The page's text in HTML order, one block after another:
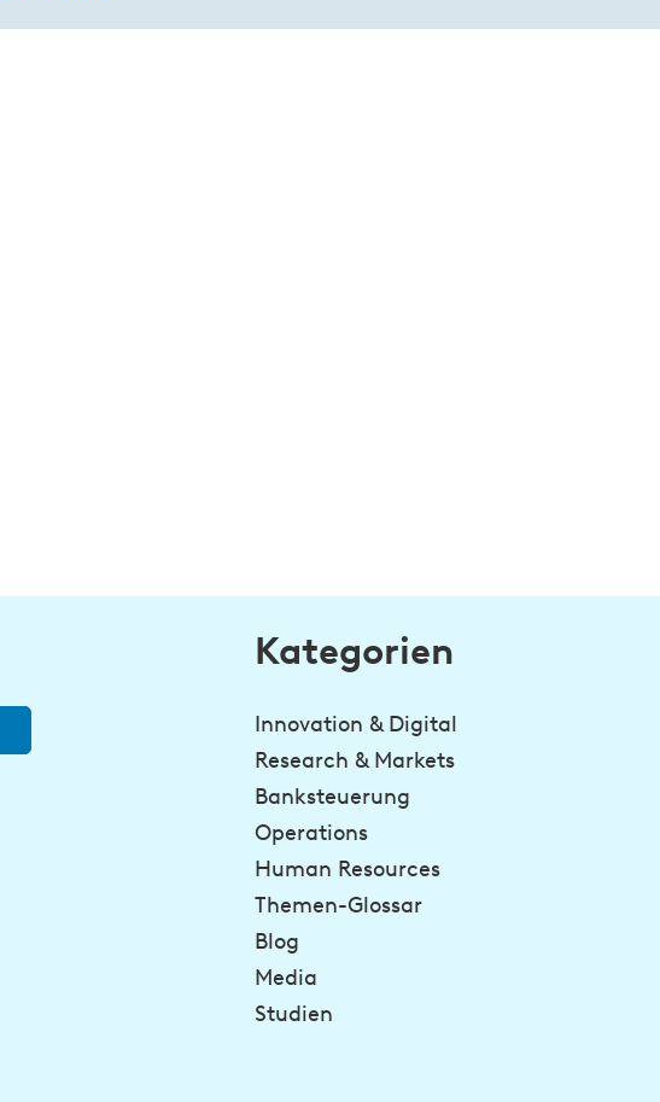
Kategorien
Innovation & Digital
Research & Markets
Banksteuerung
Operations
Human Resources
Themen-Glossar
Blog
Media
Studien